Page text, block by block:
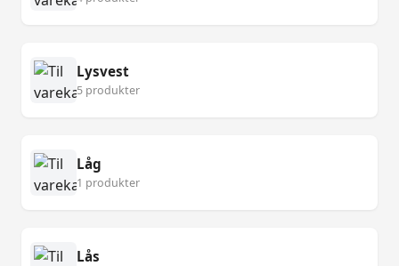
Lysvest
5 produkter
Låg
1 produkter
Lås